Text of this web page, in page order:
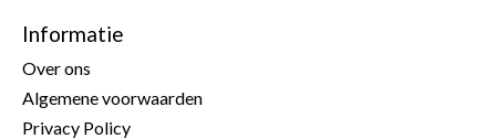
Informatie
Over ons
Algemene voorwaarden
Privacy Policy